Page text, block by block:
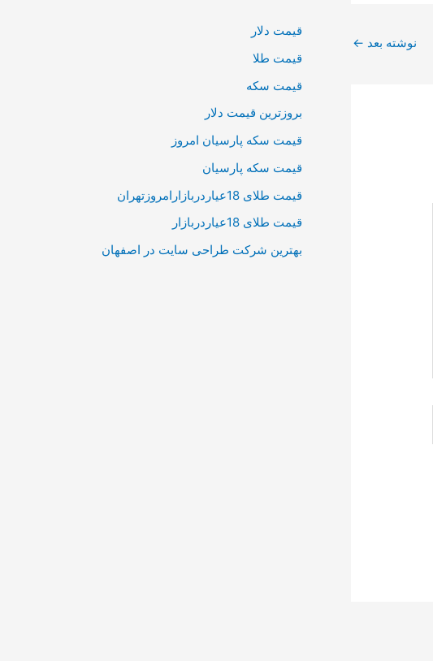
نوشته بعد ←
قیمت دلار
قیمت طلا
قیمت سکه
بروزترین قیمت دلار
قیمت سکه پارسیان امروز
قیمت سکه پارسیان
قیمت طلای 18عیاردربازارامروزتهران
قیمت طلای 18عیاردربازار
بهترین شرکت طراحی سایت در اصفهان